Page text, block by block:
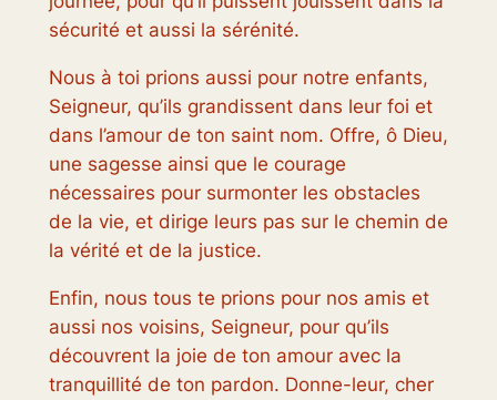
sécurité et aussi la sérénité.
Nous à toi prions aussi pour notre enfants,
Seigneur, qu’ils grandissent dans leur foi et
dans l’amour de ton saint nom. Offre, ô Dieu,
une sagesse ainsi que le courage
nécessaires pour surmonter les obstacles
de la vie, et dirige leurs pas sur le chemin de
la vérité et de la justice.
Enfin, nous tous te prions pour nos amis et
aussi nos voisins, Seigneur, pour qu’ils
découvrent la joie de ton amour avec la
tranquillité de ton pardon. Donne-leur, cher